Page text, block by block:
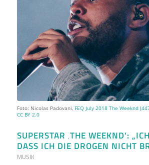
Foto: Nicolas Padovani, FEQ July 2018 The Weeknd
CC BY 2.0
SUPERSTAR ‚THE WEEKND‘:
DASS ICH DIE DROGEN NICHT
MUSIK